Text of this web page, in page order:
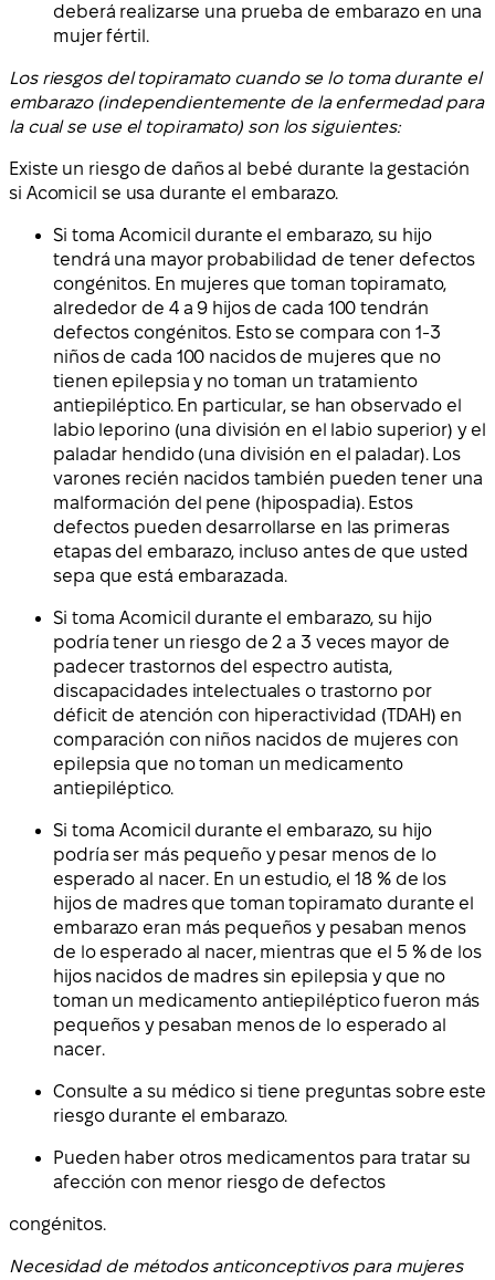
deberá realizarse una prueba de embarazo en una
mujer fértil.
Los riesgos del topiramato cuando se lo toma durante el
embarazo (independientemente de la enfermedad para
la cual se use el topiramato) son los siguientes:
Existe un riesgo de daños al bebé durante la gestación
si Acomicil se usa durante el embarazo.
Si toma Acomicil durante el embarazo, su hijo
tendrá una mayor probabilidad de tener defectos
congénitos. En mujeres que toman topiramato,
alrededor de 4 a 9 hijos de cada 100 tendrán
defectos congénitos. Esto se compara con 1-3
niños de cada 100 nacidos de mujeres que no
tienen epilepsia y no toman un tratamiento
antiepiléptico. En particular, se han observado el
labio leporino (una división en el labio superior) y el
paladar hendido (una división en el paladar). Los
varones recién nacidos también pueden tener una
malformación del pene (hipospadia). Estos
defectos pueden desarrollarse en las primeras
etapas del embarazo, incluso antes de que usted
sepa que está embarazada.
Si toma Acomicil durante el embarazo, su hijo
podría tener un riesgo de 2 a 3 veces mayor de
padecer trastornos del espectro autista,
discapacidades intelectuales o trastorno por
déficit de atención con hiperactividad (TDAH) en
comparación con niños nacidos de mujeres con
epilepsia que no toman un medicamento
antiepiléptico.
Si toma Acomicil durante el embarazo, su hijo
podría ser más pequeño y pesar menos de lo
esperado al nacer. En un estudio, el 18 % de los
hijos de madres que toman topiramato durante el
embarazo eran más pequeños y pesaban menos
de lo esperado al nacer, mientras que el 5 % de los
hijos nacidos de madres sin epilepsia y que no
toman un medicamento antiepiléptico fueron más
pequeños y pesaban menos de lo esperado al
nacer.
Consulte a su médico si tiene preguntas sobre este
riesgo durante el embarazo.
Pueden haber otros medicamentos para tratar su
afección con menor riesgo de defectos
congénitos.
Necesidad de métodos anticonceptivos para mujeres